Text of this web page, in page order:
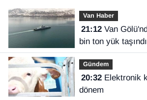
Van Haber
21:12Van Gölü'nde geçen yıl 530
bin ton yük taşındı
Gündem
20:32Elektronik küpede yeni
dönem